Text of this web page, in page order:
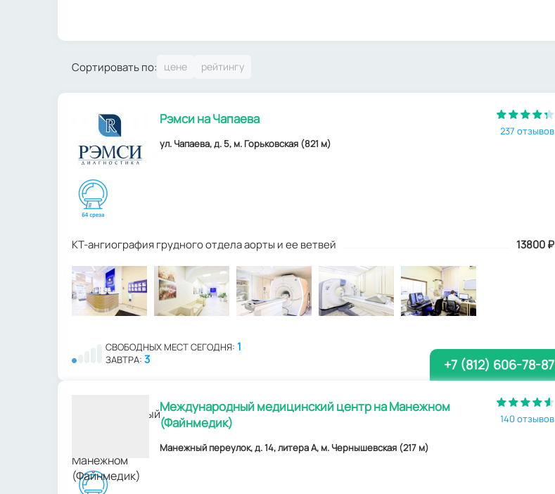
Сортировать по:
Рэмси на Чапаева
ул. Чапаева, д. 5, м. Горьковская (821 м)
237 отзывов
КТ-ангиография грудного отдела аорты и ее ветвей 13800₽
СВОБОДНЫХ МЕСТ СЕГОДНЯ: 1
ЗАВТРА: 3 +7 (812) 606-78-87
Международный медицинский центр на Манежном
(Файнмедик)
Манежный переулок, д. 14, литера А, м. Чернышевская (217 м)
140 отзывов